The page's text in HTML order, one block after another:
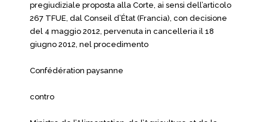
pregiudiziale proposta alla Corte, ai sensi dell’articolo
267 TFUE, dal Conseil d’État (Francia), con decisione
del 4 maggio 2012, pervenuta in cancelleria il 18
giugno 2012, nel procedimento
Confédération paysanne
contro